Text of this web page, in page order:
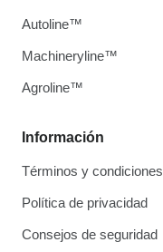
Información
Términos y condiciones
Política de privacidad
Consejos de seguridad
Autoline™
Machineryline™
Agroline™